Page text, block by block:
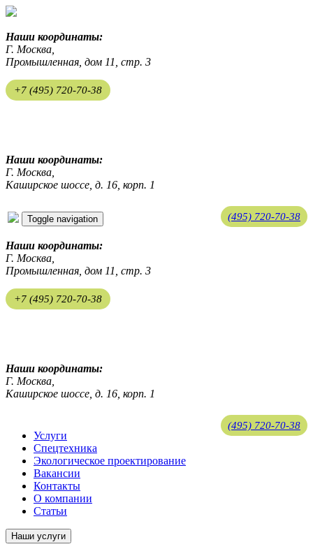
Наши координаты:
Г. Москва,
Промышленная, дом 11, стр. 3
+7 (495) 720-70-38
Наши координаты:
Г. Москва,
Каширское шоссе, д. 16, корп. 1
(495) 720-70-38
Toggle navigation
Наши координаты:
Г. Москва,
Промышленная, дом 11, стр. 3
+7 (495) 720-70-38
Наши координаты:
Г. Москва,
Каширское шоссе, д. 16, корп. 1
(495) 720-70-38
Услуги
Спецтехника
Экологическое проектирование
Вакансии
Контакты
О компании
Статьи
Наши услуги